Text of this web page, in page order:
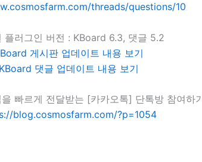
threads/questions/10
플러그인 버전 : KBoard 6.3, 댓글 5.2
게시판 업데이트 내용 보기
KBoard 댓글 업데이트 내용 보기
빠르게 전달받는 [카카오톡] 단톡방 참여하
blog.cosmosfarm.com/?p=1054